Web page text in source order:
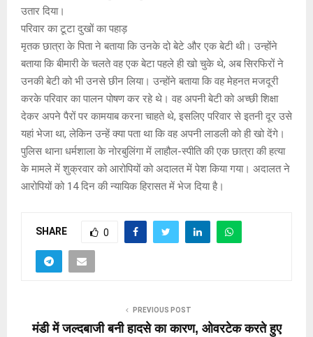
उतार दिया।
परिवार का टूटा दुखों का पहाड़
मृतक छात्रा के पिता ने बताया कि उनके दो बेटे और एक बेटी थी। उन्होंने
बताया कि बीमारी के चलते वह एक बेटा पहले ही खो चुके थे, अब सिरफिरों ने
उनकी बेटी को भी उनसे छीन लिया। उन्होंने बताया कि वह मेहनत मजदूरी
करके परिवार का पालन पोषण कर रहे थे। वह अपनी बेटी को अच्छी शिक्षा
देकर अपने पैरों पर कामयाब करना चाहते थे, इसलिए परिवार से इतनी दूर उसे
यहां भेजा था, लेकिन उन्हें क्या पता था कि वह अपनी लाडली को ही खो देंगे।
पुलिस थाना धर्मशाला के नोरबुलिंगा में लाहौल-स्पीति की एक छात्रा की हत्या
के मामले में शुक्रवार को आरोपियों को अदालत में पेश किया गया। अदालत ने
आरोपियों को 14 दिन की न्यायिक हिरासत में भेज दिया है।
SHARE 0
PREVIOUS POST
मंडी में जल्दबाजी बनी हादसे का कारण, ओवरटेक करते हुए